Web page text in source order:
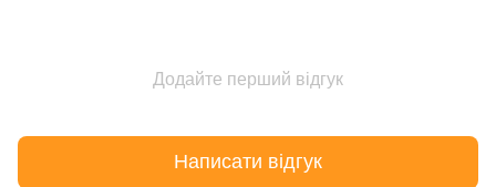
Додайте перший відгук
Написати відгук